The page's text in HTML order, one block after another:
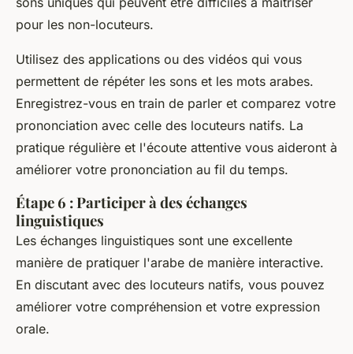
pour les non-locuteurs.
Utilisez des applications ou des vidéos qui vous
permettent de répéter les sons et les mots arabes.
Enregistrez-vous en train de parler et comparez votre
prononciation avec celle des locuteurs natifs. La
pratique régulière et l'écoute attentive vous aideront à
améliorer votre prononciation au fil du temps.
Étape 6 : Participer à des échanges
linguistiques
Les échanges linguistiques sont une excellente
manière de pratiquer l'arabe de manière interactive.
En discutant avec des locuteurs natifs, vous pouvez
améliorer votre compréhension et votre expression
orale.